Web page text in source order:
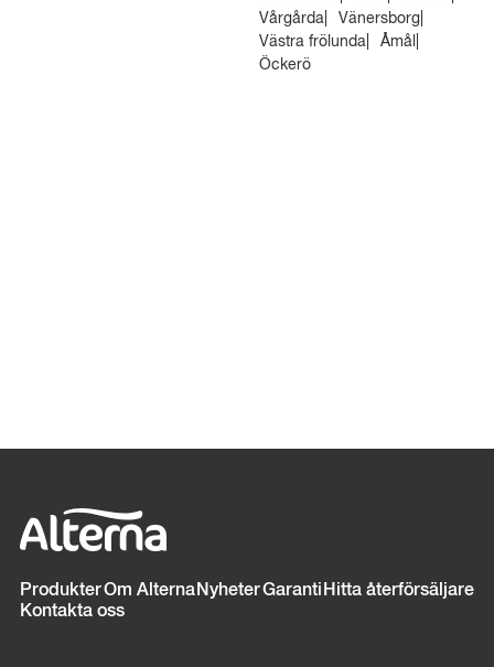
Vårgårda
Vänersborg
Västra frölunda
Åmål
Öckerö
Sidfot
ProdukterOm Alterna NyheterGaranti Hitta återförsäljare
Kontakta oss